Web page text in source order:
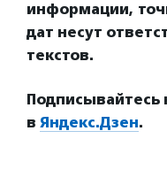
информации,
дат несут
текстов.
Подписывайтесь
в Яндекс.Дзен.